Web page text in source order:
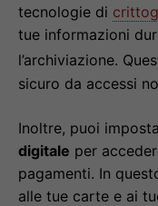
tecnologie di
tue informazioni
l’archiviazione.
sicuro da accessi
Inoltre, puoi
digitale per
pagamenti. In
alle tue carte e ai